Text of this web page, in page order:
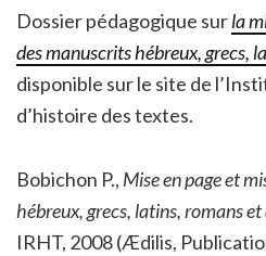
Dossier pédagogique surla
des manuscrits hébreux, grecs,
disponible sur le site de
d’histoire des textes.
Bobichon P., Mise en page et
hébreux, grecs, latins, romans et
IRHT, 2008 (Ædilis,